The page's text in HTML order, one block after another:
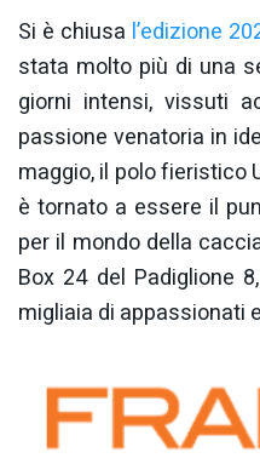
Si è chiusa l’edizione
stata molto più di una
giorni intensi, vissuti
passione venatoria in
maggio, il polo fieristico
è tornato a essere il
per il mondo della
Box 24 del Padiglione
migliaia di appassionati